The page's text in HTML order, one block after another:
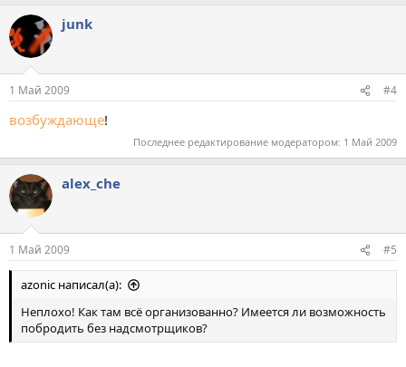
junk
1 Май 2009 #4
возбуждающе!
Последнее редактирование модератором: 1 Май 2009
alex_che
1 Май 2009 #5
azonic написал(а):
Неплохо! Как там всё организованно? Имеется ли возможность
побродить без надсмотрщиков?